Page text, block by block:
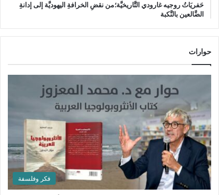
حَفريَاتُ روجيه غارودي التَّاريخيَّة؛من نقضِ الخرافةِ اليهوديَّة إلى إدانةِ
الضَّالعين بالنَّكبة
حوارات
فكر وفلسفة